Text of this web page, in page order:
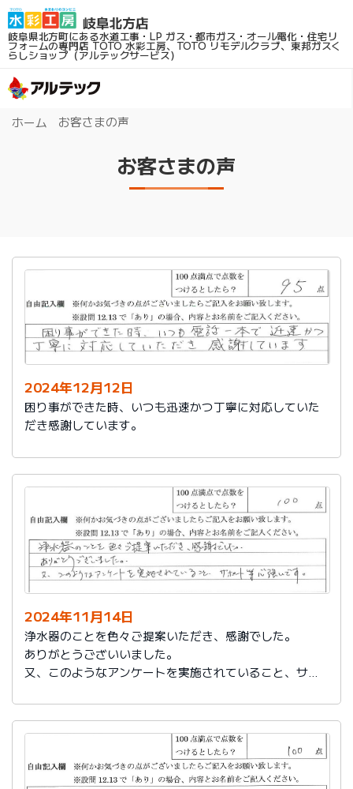
岐阜県北方町にある水道工事・LP ガス・都市ガス・オール電化・住宅リ
フォームの専門店TOTO 水彩工房、TOTO リモデルクラブ、東邦ガスく
らしショップ（アルテックサービス）
ホーム お客さまの声
お客さまの声
2024年12月12日
困り事ができた時、いつも迅速かつ丁寧に対応していた
だき感謝しています。
2024年11月14日
浄水器のことを色々ご提案いただき、感謝でした。
ありがとうございいました。
又、このようなアンケートを実施されていること、サポ